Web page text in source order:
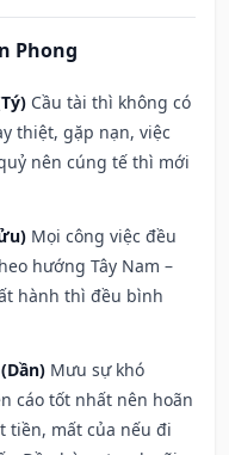
Phong
Cầu tài thì không có
thiệt, gặp nạn, việc
nên cúng tế thì mới
Mọi công việc đều
hướng Tây Nam –
hành thì đều bình
Mưu sự khó
cáo tốt nhất nên hoãn
tiền, mất của nếu đi